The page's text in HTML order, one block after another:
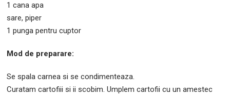
1 cana apa
sare, piper
1 punga pentru cuptor
Mod de preparare:
Se spala carnea si se condimenteaza.
Curatam cartofiii si ii scobim. Umplem cartofii cu un amestec